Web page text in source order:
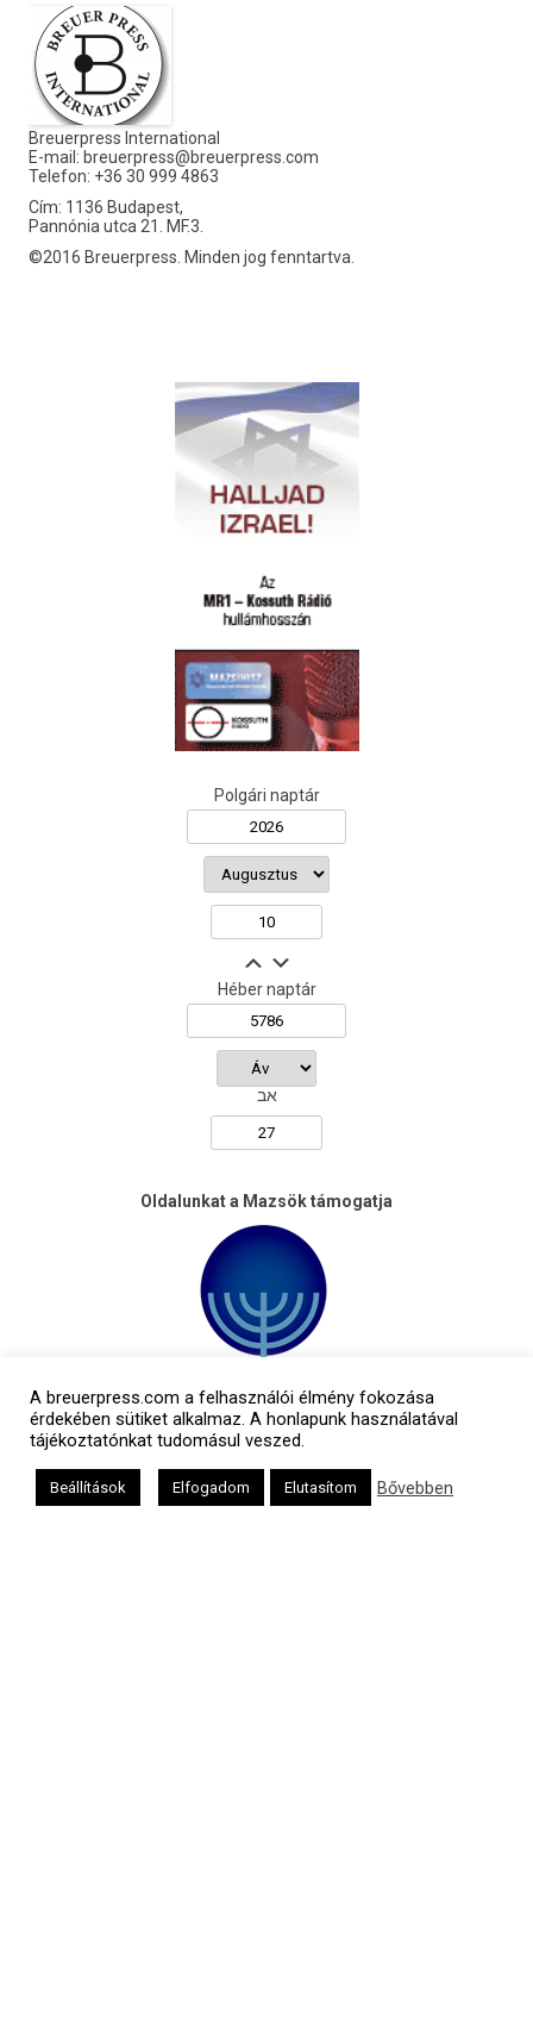
Breuerpress International
E-mail: breuerpress@breuerpress.com
Telefon: +36 30 999 4863
Cím: 1136 Budapest,
Pannónia utca 21. MF.3.
©2016 Breuerpress. Minden jog fenntartva.
Polgári naptár
Héber naptár
אב
Oldalunkat a Mazsök támogatja
A breuerpress.com a felhasználói élmény fokozása
érdekében sütiket alkalmaz. A honlapunk használatával
tájékoztatónkat tudomásul veszed.
Beállítások Elfogadom Elutasítom Bővebben